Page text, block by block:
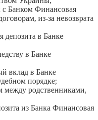
с Банком Финансовая
из-за невозврата
депозита в Банке
в Банке
вклад в Банке
порядке;
между родственниками,
из Банка Финансовая